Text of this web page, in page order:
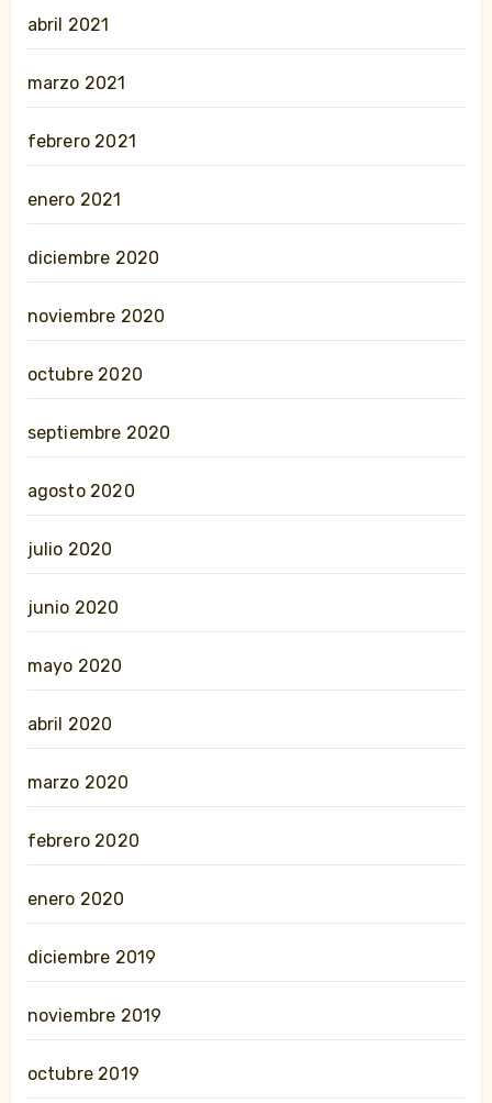
abril 2021
marzo 2021
febrero 2021
enero 2021
diciembre 2020
noviembre 2020
octubre 2020
septiembre 2020
agosto 2020
julio 2020
junio 2020
mayo 2020
abril 2020
marzo 2020
febrero 2020
enero 2020
diciembre 2019
noviembre 2019
octubre 2019